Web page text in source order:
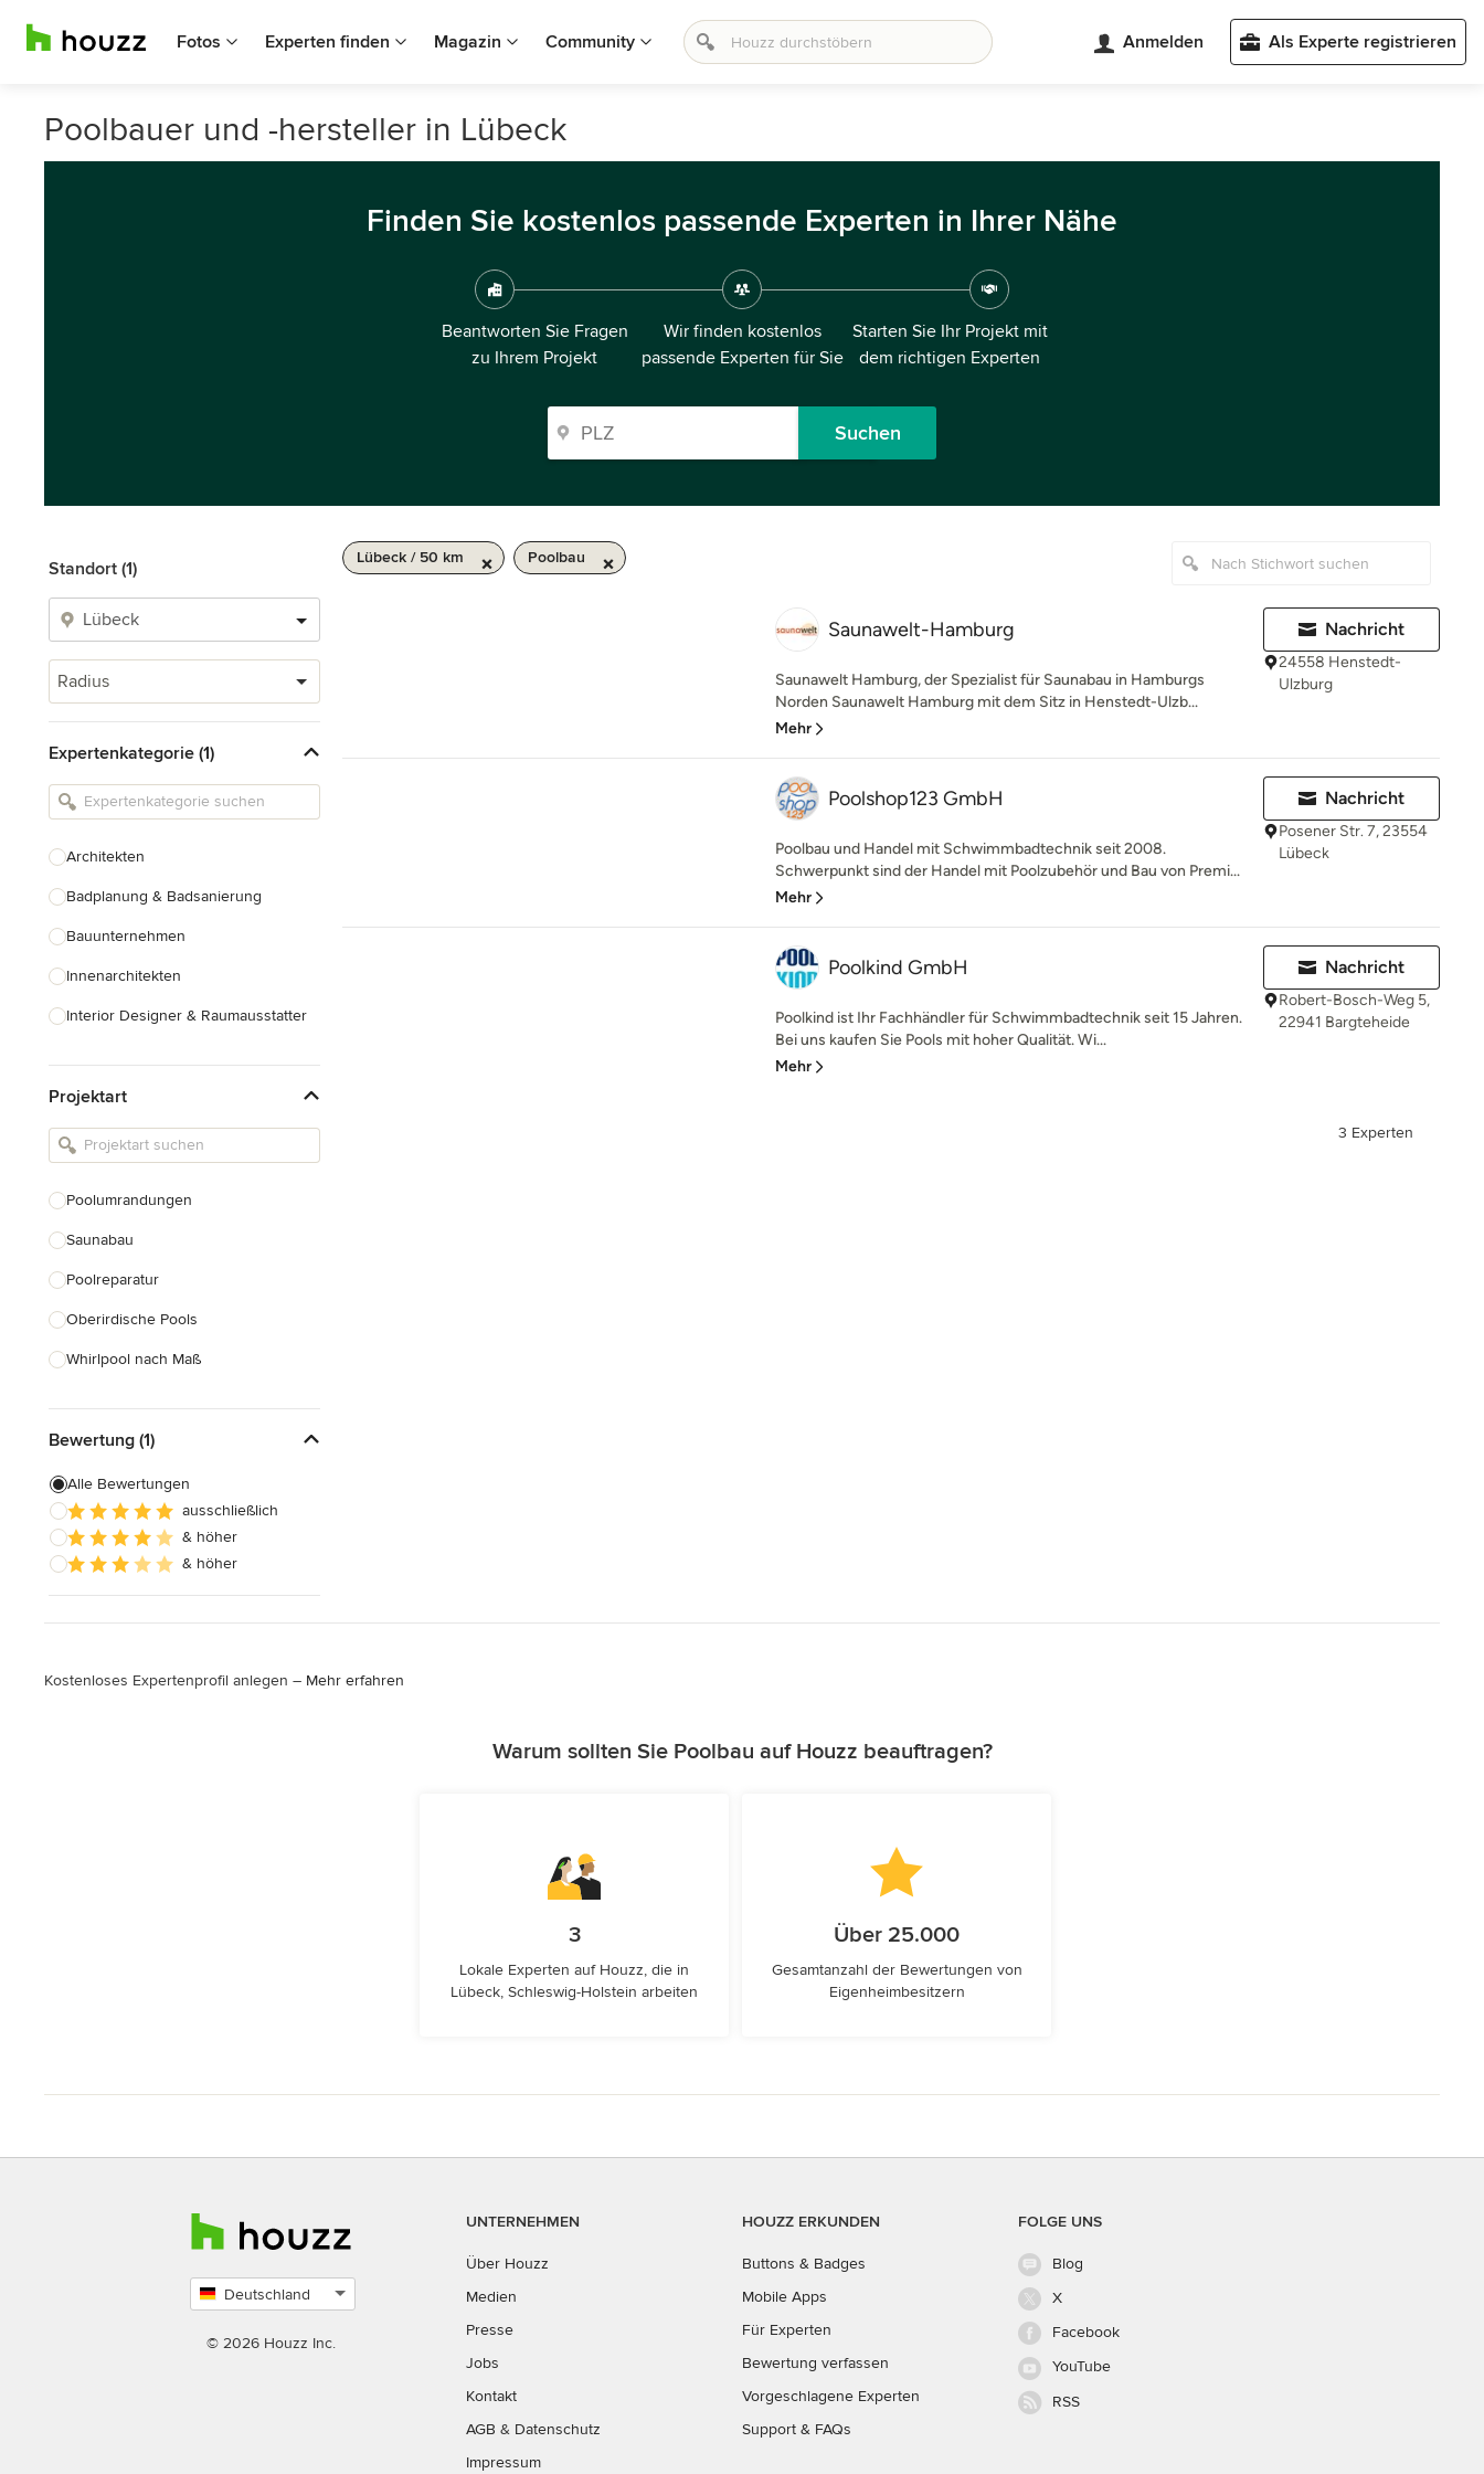
Fotos Experten finden Magazin Community Anmelden Als Experte registrieren
Poolbauer und -hersteller in Lübeck
Finden Sie kostenlos passende Experten in Ihrer Nähe
Beantworten Sie Fragen
zu Ihrem Projekt
Wir finden kostenlos
passende Experten für Sie
Starten Sie Ihr Projekt mit
dem richtigen Experten
Suchen
Standort (1)
Radius
Expertenkategorie (1)
Architekten
Badplanung & Badsanierung
Bauunternehmen
Innenarchitekten
Interior Designer & Raumausstatter
Landschaftsarchitekten
Armaturen & Sanitärbedarf
Einbauschränke
Projektart
Poolumrandungen
Saunabau
Poolreparatur
Oberirdische Pools
Whirlpool nach Maß
Alle anzeigen
Bewertung (1)
Alle Bewertungen
ausschließlich
& höher
& höher
Lübeck / 50 km Poolbau
Saunawelt-Hamburg
Saunawelt Hamburg, der Spezialist für Saunabau in Hamburgs
Norden Saunawelt Hamburg mit dem Sitz in Henstedt-Ulzb...
Mehr
Nachricht
24558 Henstedt-
Ulzburg
Poolshop123 GmbH
Poolbau und Handel mit Schwimmbadtechnik seit 2008.
Schwerpunkt sind der Handel mit Poolzubehör und Bau von Premi...
Mehr
Nachricht
Posener Str. 7, 23554
Lübeck
Poolkind GmbH
Poolkind ist Ihr Fachhändler für Schwimmbadtechnik seit 15 Jahren.
Bei uns kaufen Sie Pools mit hoher Qualität. Wi...
Mehr
Nachricht
Robert-Bosch-Weg 5,
22941 Bargteheide
3 Experten
Kostenloses Expertenprofil anlegen – Mehr erfahren
Warum sollten Sie Poolbau auf Houzz beauftragen?
3
Lokale Experten auf Houzz, die in
Lübeck, Schleswig-Holstein arbeiten
Über 25.000
Gesamtanzahl der Bewertungen von
Eigenheimbesitzern
Deutschland
auswählen
© 2026 Houzz Inc.
UNTERNEHMEN
Über Houzz
Medien
Presse
Jobs
Kontakt
AGB & Datenschutz
Impressum
HOUZZ ERKUNDEN
Buttons & Badges
Mobile Apps
Für Experten
Bewertung verfassen
Vorgeschlagene Experten
Support & FAQs
FOLGE UNS
Blog
X
Facebook
YouTube
RSS